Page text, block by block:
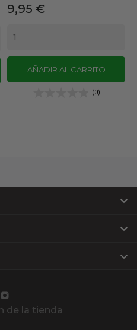
Precio
9,95 €
AÑADIR AL CARRITO
(0)



de la tienda